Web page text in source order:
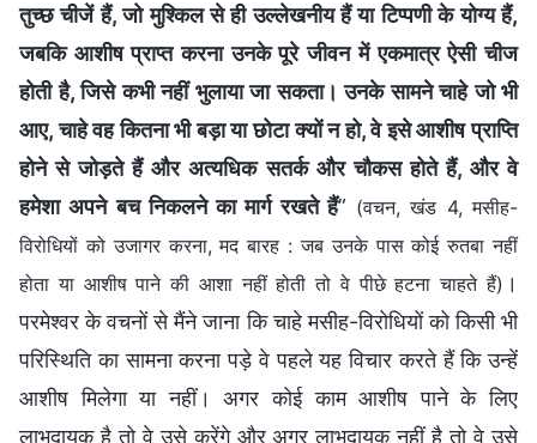
तुच्छ चीजें हैं, जो मुश्किल से ही उल्लेखनीय हैं या टिप्पणी के योग्य हैं,
जबकि आशीष प्राप्त करना उनके पूरे जीवन में एकमात्र ऐसी चीज
होती है, जिसे कभी नहीं भुलाया जा सकता। उनके सामने चाहे जो भी
आए, चाहे वह कितना भी बड़ा या छोटा क्यों न हो, वे इसे आशीष प्राप्ति
होने से जोड़ते हैं और अत्यधिक सतर्क और चौकस होते हैं, और वे
हमेशा अपने बच निकलने का मार्ग रखते हैं” (वचन, खंड 4, मसीह-
विरोधियों को उजागर करना, मद बारह : जब उनके पास कोई रुतबा नहीं
होता या आशीष पाने की आशा नहीं होती तो वे पीछे हटना चाहते हैं) ।
परमेश्वर के वचनों से मैंने जाना कि चाहे मसीह-विरोधियों को किसी भी
परिस्थिति का सामना करना पड़े वे पहले यह विचार करते हैं कि उन्हें
आशीष मिलेगा या नहीं। अगर कोई काम आशीष पाने के लिए
लाभदायक है तो वे उसे करेंगे और अगर लाभदायक नहीं है तो वे उसे